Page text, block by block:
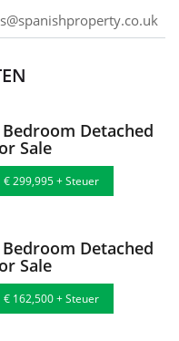
Detached
Sale
€ 299,995 + Steuer
Detached
Sale
€ 162,500 + Steuer